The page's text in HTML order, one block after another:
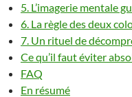
5. L’imagerie mentale
6. La règle des deux
7. Un rituel de
Ce qu’il faut éviter
FAQ
En résumé